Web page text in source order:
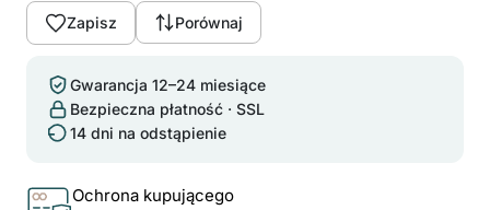
Zapisz Porównaj
Gwarancja 12–24 miesiące
Bezpieczna płatność · SSL
14 dni na odstąpienie
Ochrona kupującego